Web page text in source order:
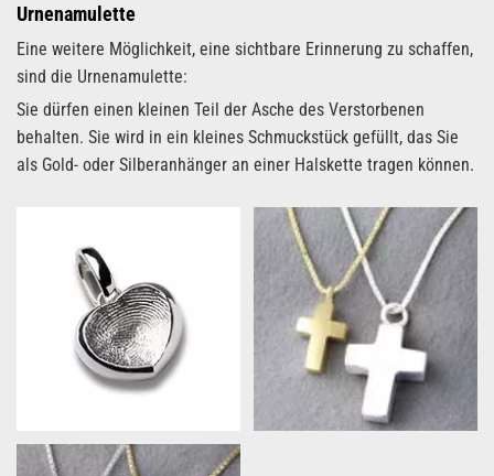
Urnenamulette
Eine weitere Möglichkeit, eine sichtbare Erinnerung zu schaffen,
sind die Urnenamulette:
Sie dürfen einen kleinen Teil der Asche des Verstorbenen
behalten. Sie wird in ein kleines Schmuckstück gefüllt, das Sie
als Gold- oder Silberanhänger an einer Halskette tragen können.